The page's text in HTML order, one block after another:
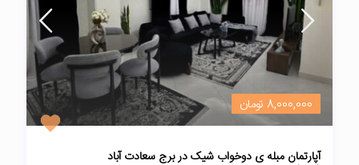
8,000,000 تومان
آپارتمان مبله ی دوخواب شیک در برج سعادت آباد